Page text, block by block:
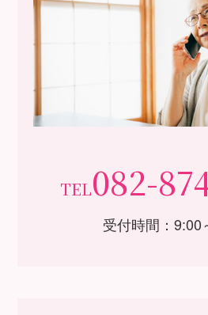
TEL082-
受付時間：9:00